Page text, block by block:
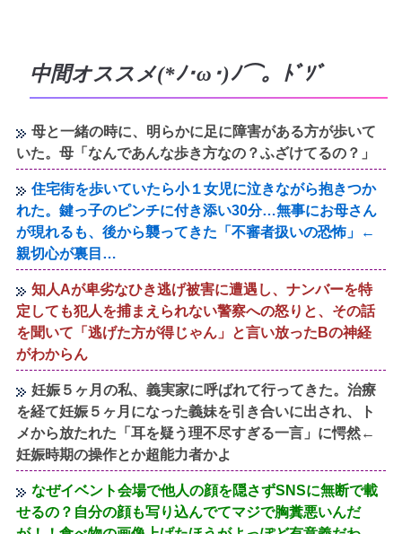
中間オススメ(*ﾉ･ω･)ﾉ⌒。ﾄﾞｿﾞ
母と一緒の時に、明らかに足に障害がある方が歩いて
いた。母「なんであんな歩き方なの？ふざけてるの？」
住宅街を歩いていたら小１女児に泣きながら抱きつか
れた。鍵っ子のピンチに付き添い30分…無事にお母さん
が現れるも、後から襲ってきた「不審者扱いの恐怖」←
親切心が裏目…
知人Aが卑劣なひき逃げ被害に遭遇し、ナンバーを特
定しても犯人を捕まえられない警察への怒りと、その話
を聞いて「逃げた方が得じゃん」と言い放ったBの神経
がわからん
妊娠５ヶ月の私、義実家に呼ばれて行ってきた。治療
を経て妊娠５ヶ月になった義妹を引き合いに出され、ト
メから放たれた「耳を疑う理不尽すぎる一言」に愕然←
妊娠時期の操作とか超能力者かよ
なぜイベント会場で他人の顔を隠さずSNSに無断で載
せるの？自分の顔も写り込んでてマジで胸糞悪いんだ